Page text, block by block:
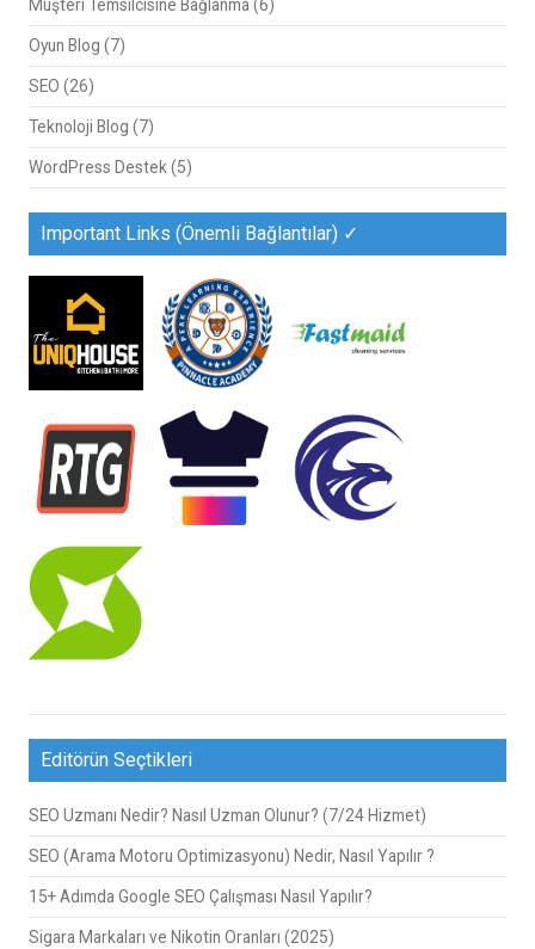
Müşteri Temsilcisine Bağlanma (6)
Oyun Blog (7)
SEO (26)
Teknoloji Blog (7)
WordPress Destek (5)
Important Links (Önemli Bağlantılar) ✓
Editörün Seçtikleri
SEO Uzmanı Nedir? Nasıl Uzman Olunur? (7/24 Hizmet)
SEO (Arama Motoru Optimizasyonu) Nedir, Nasıl Yapılır ?
15+ Adımda Google SEO Çalışması Nasıl Yapılır?
Sigara Markaları ve Nikotin Oranları (2025)